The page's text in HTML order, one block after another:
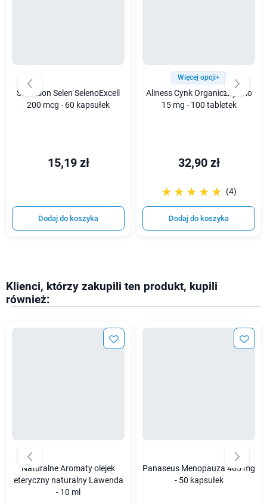
Swanson Selen SelenoExcell
200 mcg - 60 kapsułek
15,19 zł
Dodaj do koszyka
Więcej opcji+
Aliness Cynk Organiczny Trio
15 mg - 100 tabletek
32,90 zł
☆☆☆☆☆
★★★★★ (4)
Dodaj do koszyka
Klienci, którzy zakupili ten produkt, kupili
również:
Naturalne Aromaty olejek
eteryczny naturalny Lawenda
- 10 ml
Panaseus Menopauza 465 mg
- 50 kapsułek